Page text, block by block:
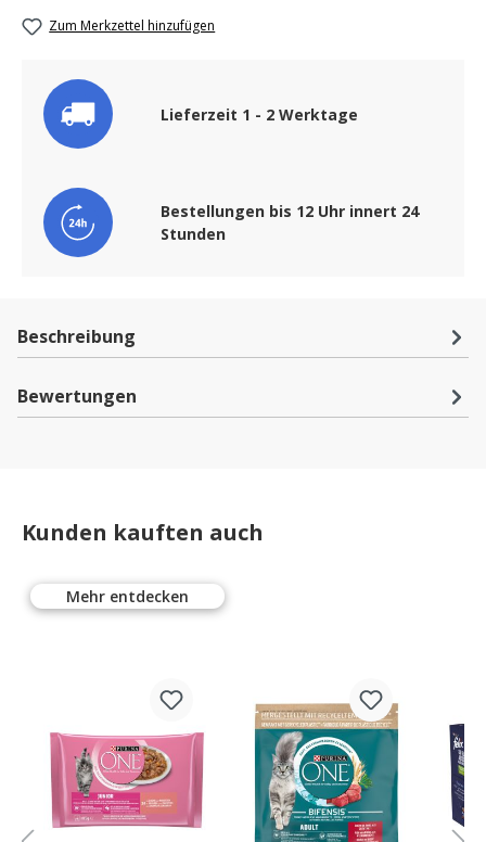
Zum Merkzettel hinzufügen
Lieferzeit 1 - 2 Werktage
Bestellungen bis 12 Uhr innert 24
Stunden
Beschreibung
Bewertungen
Kunden kauften auch
Mehr entdecken